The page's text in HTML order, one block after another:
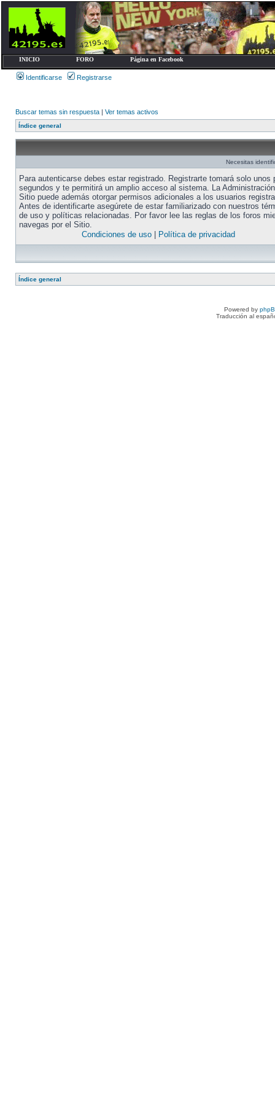
INICIO FORO Página en Facebook
Identificarse Registrarse
Buscar temas sin respuesta | Ver temas activos
Índice general
Necesitas
Para autenticarse debes estar registrado. Registrarte tomará solo unos
segundos y te permitirá un amplio acceso al sistema. La
Sitio puede además otorgar permisos adicionales a los usuarios
Antes de identificarte asegúrete de estar familiarizado con nuestros
de uso y políticas relacionadas. Por favor lee las reglas de los foros
navegas por el Sitio.
Condiciones de uso| Política de privacidad
Índice general
Powered by
Traducción al